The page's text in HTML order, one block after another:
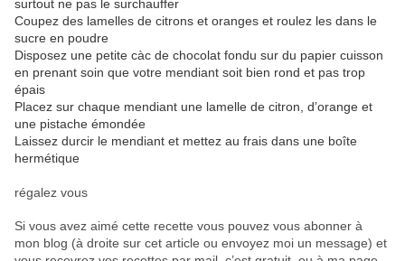
surtout ne pas le surchauffer
Coupez des lamelles de citrons et oranges et roulez les dans le
sucre en poudre
Disposez une petite càc de chocolat fondu sur du papier cuisson
en prenant soin que votre mendiant soit bien rond et pas trop
épais
Placez sur chaque mendiant une lamelle de citron, d’orange et
une pistache émondée
Laissez durcir le mendiant et mettez au frais dans une boîte
hermétique
régalez vous
Si vous avez aimé cette recette vous pouvez vous abonner à
mon blog (à droite sur cet article ou envoyez moi un message) et